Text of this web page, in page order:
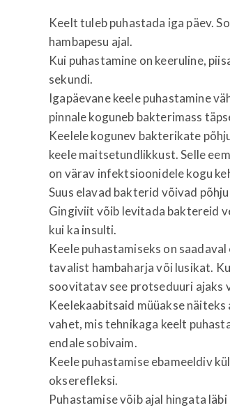
Keelt tuleb puhastada iga päev.
hambapesu ajal.
Kui puhastamine on keeruline,
sekundi.
Igapäevane keele puhastamine
pinnale koguneb bakterimass
Keelele kogunev bakterikate
keele maitsetundlikkust. Selle
on värav infektsioonidele kogu
Suus elavad bakterid võivad
Gingiviit võib levitada baktereid
kui ka insulti.
Keele puhastamiseks on
tavalist hambaharja või lusikat.
soovitatav see protseduuri ajaks
Keelekaabitsaid müüakse
vahet, mis tehnikaga keelt
endale sobivaim.
Keele puhastamise ebameeldiv
okserefleksi.
Puhastamise võib ajal hingata